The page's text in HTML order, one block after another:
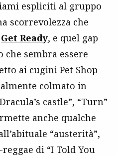
espliciti al gruppo
scorrevolezza che
Get Ready, e quel gap
sembra essere
ai cugini Pet Shop
colmato in
castle”, “Turn”
anche qualche
“austerità”,
di “I Told You